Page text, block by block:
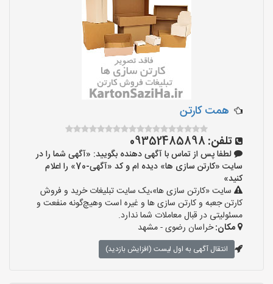
همت کارتن
تلفن: 09352485898
لطفا پس از تماس با آگهی دهنده بگویید: «آگهی شما را در
سایت «کارتن سازی ها» دیده ام و کد «آگهی-70» را اعلام
کنید»
سایت «کارتن سازی ها»،یک سایت تبلیغات خرید و فروش
کارتن جعبه و کارتن سازی ها و غیره است وهیچ‌گونه منفعت و
مسئولیتی در قبال معاملات شما ندارد.
مکان:خراسان رضوی - مشهد
انتقال آگهی به اول لیست (افزایش بازدید)